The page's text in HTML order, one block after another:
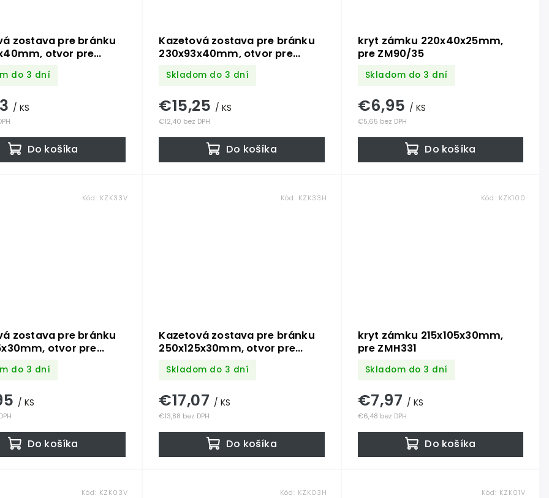
zostava pre bránku
otvor pre
zdobená, pre
do 3 dní
/ KS
Do košíka
Kazetová zostava pre bránku
230x93x40mm, otvor pre
40x40mm, hladká, pre zámok
Skladom do 3 dní
€12,40 bez DPH
€15,25 / KS
Do košíka
kryt zámku 220x40x25mm,
pre ZM90/35
Skladom do 3 dní
€5,65 bez DPH
€6,95 / KS
Do košíka
zostava pre bránku
otvor pre
zdobená, pre
do 3 dní
/ KS
Do košíka
Kód: KZK33V
Kazetová zostava pre bránku
250x125x30mm, otvor pre
30x30mm, hladká, pre zámok
Skladom do 3 dní
€13,88 bez DPH
€17,07 / KS
Do košíka
Kód: KZK33H
kryt zámku 215x105x30mm,
pre ZMH331
Skladom do 3 dní
€6,48 bez DPH
€7,97 / KS
Do košíka
Kód: KZK100
Kód: KZK03V Kód: KZK03H Kód: KZK01V